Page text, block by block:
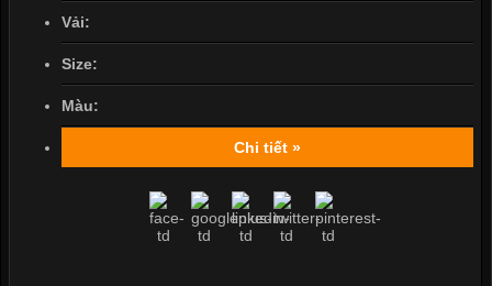
Vải:
Size:
Màu:
Chi tiết »